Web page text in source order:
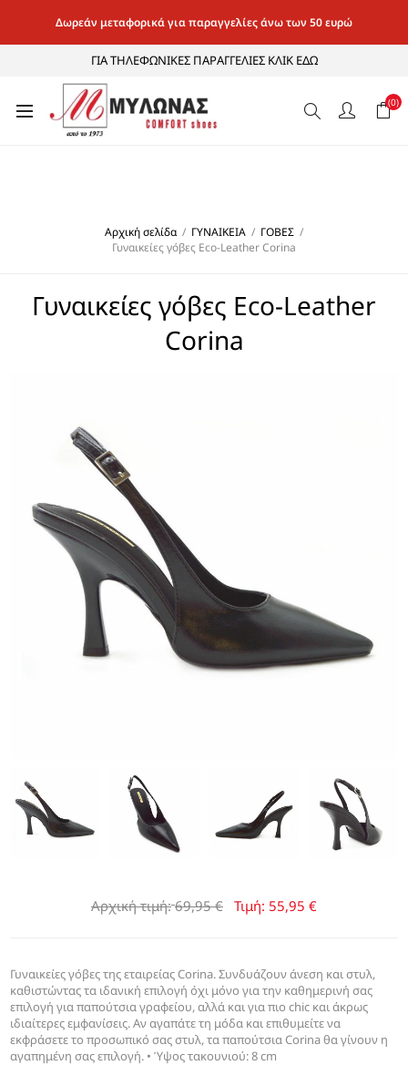
Δωρεάν μεταφορικά για παραγγελίες άνω των 50 ευρώ
ΓΙΑ ΤΗΛΕΦΩΝΙΚΕΣ ΠΑΡΑΓΓΕΛΙΕΣ ΚΛΙΚ ΕΔΩ
(0)
Αρχική σελίδα / ΓΥΝΑΙΚΕΙΑ / ΓΟΒΕΣ /
Γυναικείες γόβες Eco-Leather Corina
Γυναικείες γόβες Eco-Leather
Corina
Αρχική τιμή: 69,95 € Τιμή: 55,95 €
Γυναικείες γόβες της εταιρείας Corina. Συνδυάζουν άνεση και στυλ,
καθιστώντας τα ιδανική επιλογή όχι μόνο για την καθημερινή σας
επιλογή για παπούτσια γραφείου, αλλά και για πιο chic και άκρως
ιδιαίτερες εμφανίσεις. Αν αγαπάτε τη μόδα και επιθυμείτε να
εκφράσετε το προσωπικό σας στυλ, τα παπούτσια Corina θα γίνουν η
αγαπημένη σας επιλογή. • Ύψος τακουνιού: 8 cm